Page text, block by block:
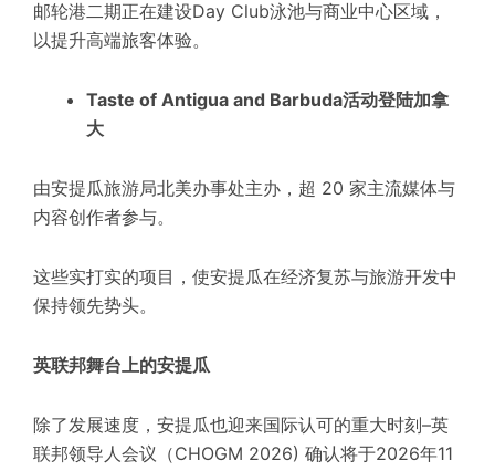
邮轮港二期正在建设Day Club泳池与商业中心区域，
以提升高端旅客体验。
Taste of Antigua and Barbuda活动登陆加拿
大
由安提瓜旅游局北美办事处主办，超 20 家主流媒体与
内容创作者参与。
这些实打实的项目，使安提瓜在经济复苏与旅游开发中
保持领先势头。
英联邦舞台上的安提瓜
除了发展速度，安提瓜也迎来国际认可的重大时刻–英
联邦领导人会议（CHOGM 2026) 确认将于2026年11